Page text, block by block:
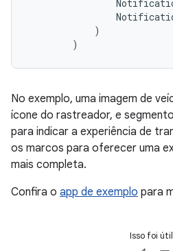
)
)
No exemplo, uma imagem de
ícone do rastreador, e
para indicar a experiência de
os marcos para oferecer uma
mais completa.
Confira o app de exemplo para
Isso foi